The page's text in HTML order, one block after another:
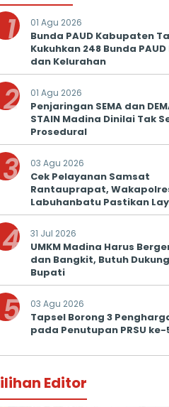
1 01 Agu 2026
Bunda PAUD Kabupaten
Kukuhkan 248 Bunda PAUD
dan Kelurahan
2 01 Agu 2026
Penjaringan SEMA dan
STAIN Madina Dinilai Tak
Prosedural
3 03 Agu 2026
Cek Pelayanan Samsat
Rantauprapat,
Labuhanbatu Pastikan
Prima untuk Masyarakat
4 31 Jul 2026
UMKM Madina Harus
dan Bangkit, Butuh
Bupati
5 03 Agu 2026
Tapsel Borong 3
pada Penutupan PRSU ke-
Editor